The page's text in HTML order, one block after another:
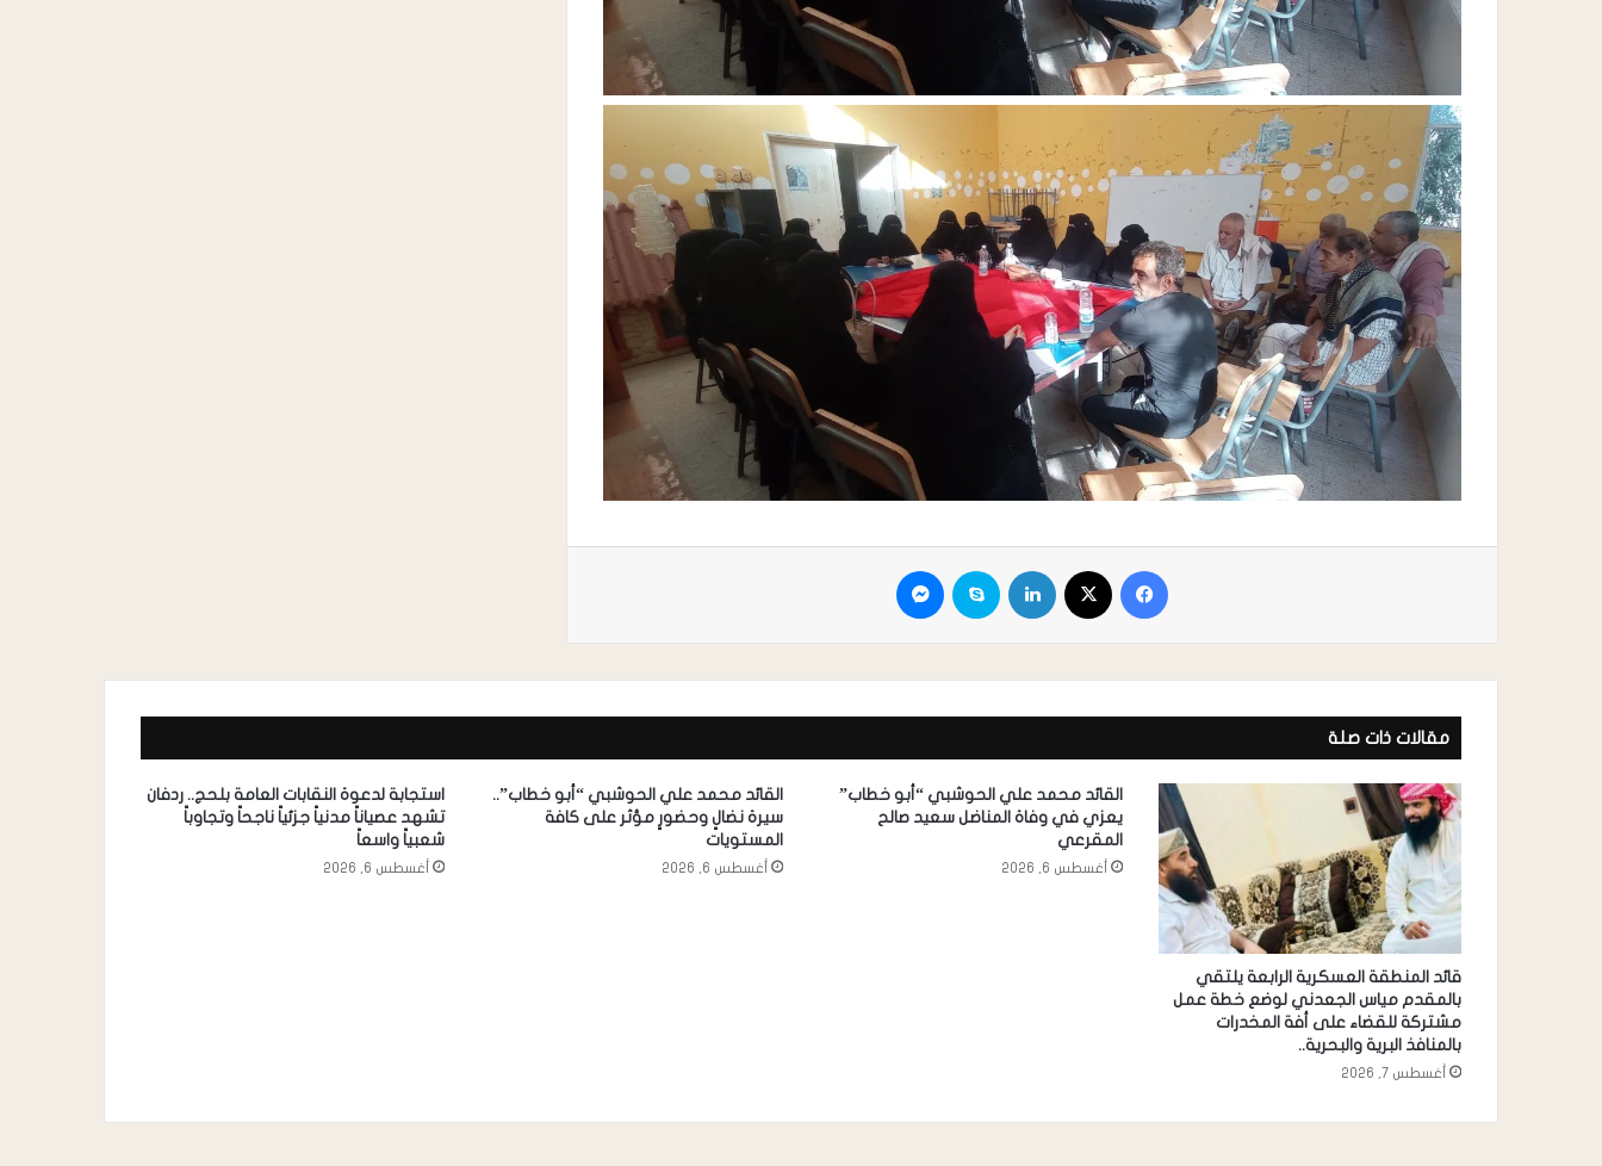
مقالات ذات صلة
قائد المنطقة العسكرية الرابعة يلتقي
بالمقدم مياس الجعدني لوضع خطة عمل
مشتركة للقضاء على أفة المخدرات
بالمنافذ البرية والبحرية..
أغسطس 7, 2026
القائد محمد علي الحوشبي “أبو خطاب”
يعزي في وفاة المناضل سعيد صالح
المقرعي
أغسطس 6, 2026
القائد محمد علي الحوشبي “أبو خطاب”..
سيرة نضالٍ وحضورٍ مؤثر على كافة
المستويات
أغسطس 6, 2026
استجابة لدعوة النقابات العامة بلحج.. ردفان
تشهد عصياناً مدنياً جزئياً ناجحاً وتجاوباً
شعبياً واسعاً
أغسطس 6, 2026